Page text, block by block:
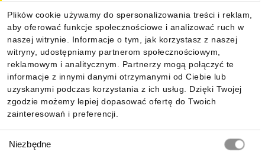
Plików cookie używamy do spersonalizowania treści i reklam,
aby oferować funkcje społecznościowe i analizować ruch w
naszej witrynie. Informacje o tym, jak korzystasz z naszej
witryny, udostępniamy partnerom społecznościowym,
reklamowym i analitycznym. Partnerzy mogą połączyć te
informacje z innymi danymi otrzymanymi od Ciebie lub
uzyskanymi podczas korzystania z ich usług. Dzięki Twojej
zgodzie możemy lepiej dopasować ofertę do Twoich
zainteresowań i preferencji.
zgody
Niezbędne
Informacje
Pobierz naszą aplikację mobilną: